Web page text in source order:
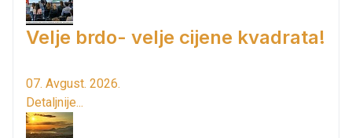
Velje brdo- velje cijene kvadrata!
07. Avgust. 2026.
Detaljnije...